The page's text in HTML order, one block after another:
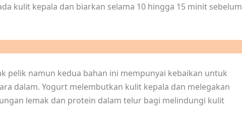
kulit kepala dan biarkan selama 10 hingga 15 minit sebelum
pelik namun kedua bahan ini mempunyai kebaikan untuk
dalam. Yogurt melembutkan kulit kepala dan melegakan
lemak dan protein dalam telur bagi melindungi kulit